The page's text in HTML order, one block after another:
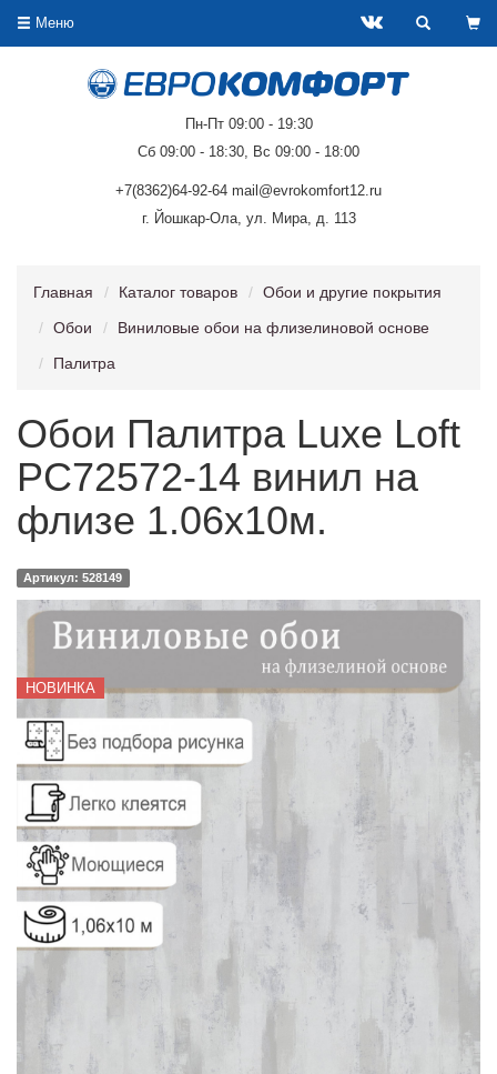
Меню
Пн-Пт 09:00 - 19:30
Сб 09:00 - 18:30, Вс 09:00 - 18:00
+7(8362)64-92-64 mail@evrokomfort12.ru
г. Йошкар-Ола, ул. Мира, д. 113
Главная Каталог товаров
Обои и другие покрытия
Обои
Виниловые обои на флизелиновой основе
Палитра
Обои Палитра Luxe Loft
PC72572-14 винил на
флизе 1.06х10м.
Артикул: 528149
НОВИНКА